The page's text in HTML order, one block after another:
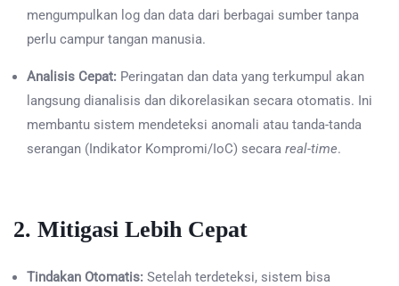
mengumpulkan log dan data dari berbagai sumber tanpa
perlu campur tangan manusia.
Analisis Cepat: Peringatan dan data yang terkumpul akan
langsung dianalisis dan dikorelasikan secara otomatis. Ini
membantu sistem mendeteksi anomali atau tanda-tanda
serangan (Indikator Kompromi/IoC) secara real-time.
2. Mitigasi Lebih Cepat
Tindakan Otomatis: Setelah terdeteksi, sistem bisa